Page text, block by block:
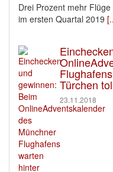
Drei Prozent mehr
im ersten Quartal 2019
Türchen
23.11.2018